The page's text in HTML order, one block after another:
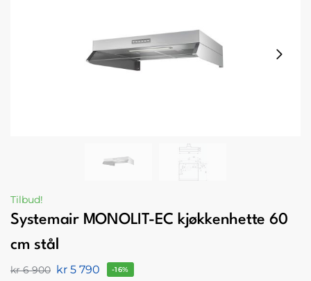
Tilbud!
Systemair MONOLIT-EC kjøkkenhette 60
cm stål
kr6 900 kr 5 790 -16%